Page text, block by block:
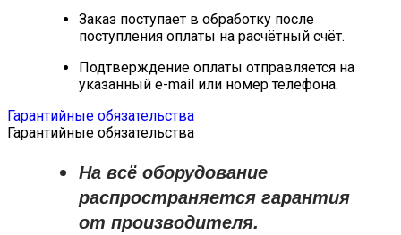
Заказ поступает в обработку после
поступления оплаты на расчётный счёт.
Подтверждение оплаты отправляется на
указанный e-mail или номер телефона.
Гарантийные обязательства
Гарантийные обязательства
На всё оборудование
распространяется гарантия
от производителя.